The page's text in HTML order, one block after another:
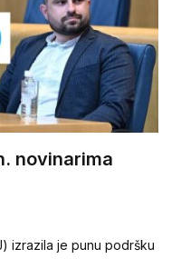
novinarima
izrazila je punu podršku